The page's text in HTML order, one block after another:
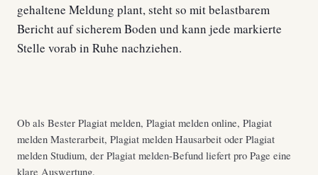
gehaltene Meldung plant, steht so mit belastbarem
Bericht auf sicherem Boden und kann jede markierte
Stelle vorab in Ruhe nachziehen.
Ob als Bester Plagiat melden, Plagiat melden online, Plagiat
melden Masterarbeit, Plagiat melden Hausarbeit oder Plagiat
melden Studium, der Plagiat melden-Befund liefert pro Page eine
klare Auswertung.